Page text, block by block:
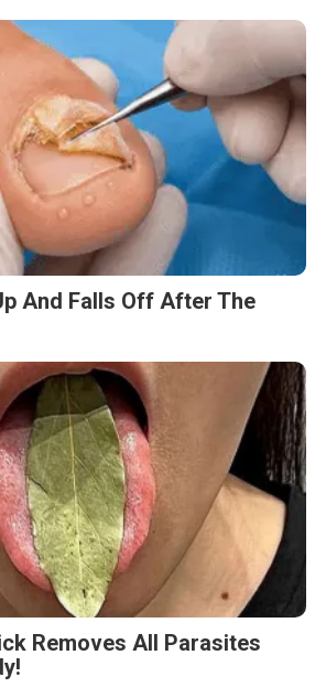
And Falls Off After The
Removes All Parasites